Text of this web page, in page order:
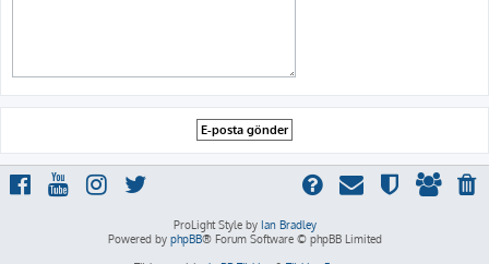
ProLight Style by Ian Bradley
Powered by phpBB® Forum Software © phpBB Limited